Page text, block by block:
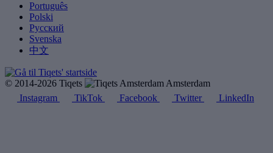
Português
Polski
Русский
Svenska
中文
© 2014-2026 Tiqets
Amsterdam
Instagram
TikTok Facebook Twitter LinkedIn